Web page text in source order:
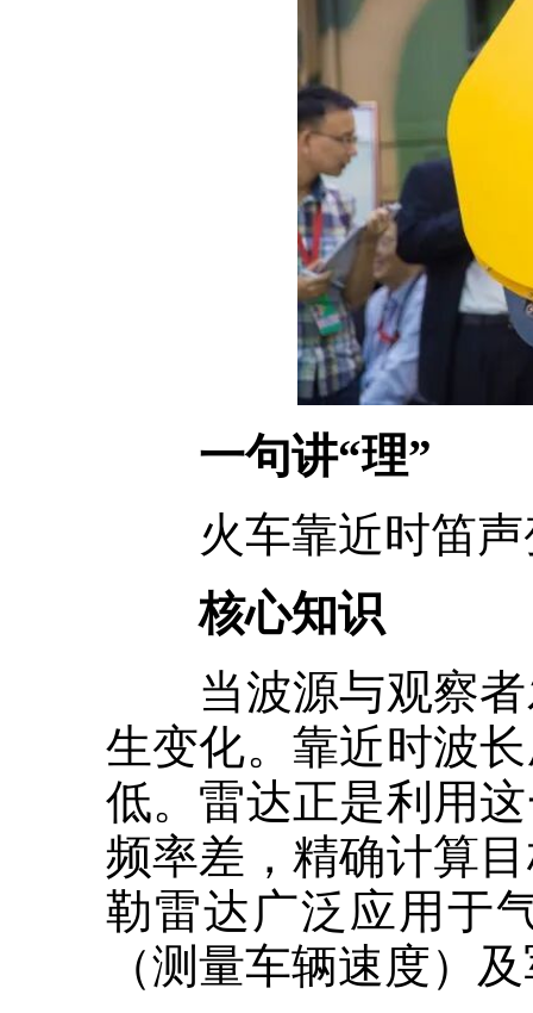
一句讲“理”
火车靠近时笛声
核心知识
当波源与观察者
生变化。靠近时波
低。雷达正是利用
频率差，精确计算
勒雷达广泛应用于
（测量车辆速度）